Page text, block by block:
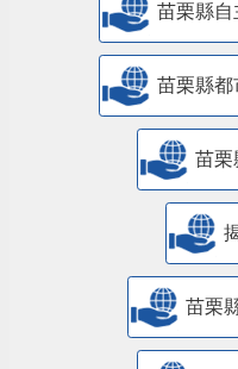
苗栗縣自
苗栗縣都
苗栗
苗栗